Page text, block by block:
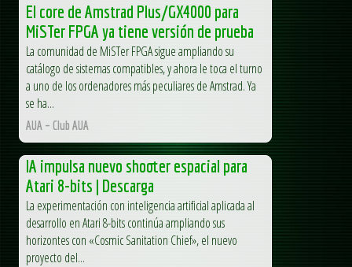
El core de Amstrad Plus/GX4000 para
MiSTer FPGA ya tiene versión de prueba
La comunidad de MiSTer FPGA sigue ampliando su
catálogo de sistemas compatibles, y ahora le toca el turno
a uno de los ordenadores más peculiares de Amstrad. Ya
se ha...
AUA – Club AUA
IA impulsa nuevo shooter espacial para
Atari 8-bits | Descarga
La experimentación con inteligencia artificial aplicada al
desarrollo en Atari 8-bits continúa ampliando sus
horizontes con «Cosmic Sanitation Chief», el nuevo
proyecto del...